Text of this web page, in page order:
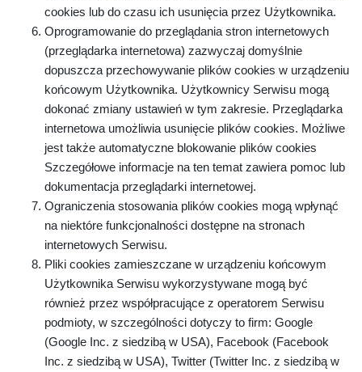
cookies lub do czasu ich usunięcia przez Użytkownika.
Oprogramowanie do przeglądania stron internetowych
(przeglądarka internetowa) zazwyczaj domyślnie
dopuszcza przechowywanie plików cookies w urządzeniu
końcowym Użytkownika. Użytkownicy Serwisu mogą
dokonać zmiany ustawień w tym zakresie. Przeglądarka
internetowa umożliwia usunięcie plików cookies. Możliwe
jest także automatyczne blokowanie plików cookies
Szczegółowe informacje na ten temat zawiera pomoc lub
dokumentacja przeglądarki internetowej.
Ograniczenia stosowania plików cookies mogą wpłynąć
na niektóre funkcjonalności dostępne na stronach
internetowych Serwisu.
Pliki cookies zamieszczane w urządzeniu końcowym
Użytkownika Serwisu wykorzystywane mogą być
również przez współpracujące z operatorem Serwisu
podmioty, w szczególności dotyczy to firm: Google
(Google Inc. z siedzibą w USA), Facebook (Facebook
Inc. z siedzibą w USA), Twitter (Twitter Inc. z siedzibą w